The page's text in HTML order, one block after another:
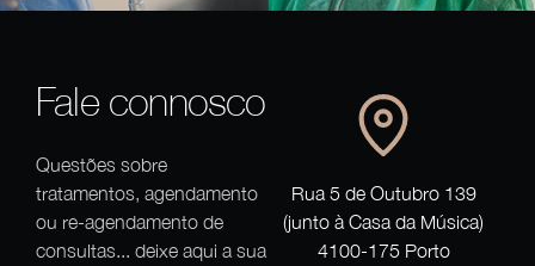
Fale connosco
Questões sobre
tratamentos, agendamento
ou re-agendamento de
consultas... deixe aqui a sua
Rua 5 de Outubro 139
(junto à Casa da Música)
4100-175 Porto